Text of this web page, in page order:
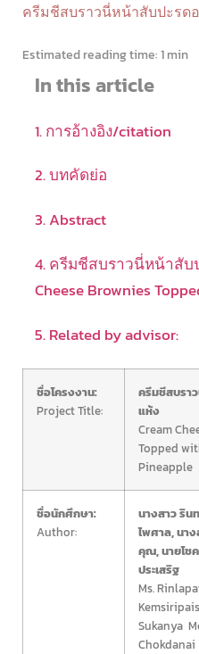
ครีมชีสบราวนี่หน้าสับปะรด
Estimated reading time:1 min
In this article
1. การอ้างอิง/citation
2. บทคัดย่อ
3. Abstract
4. ครีมชีสบราวนี่หน้าสับ
Cheese Brownies
5. Related by advisor:
ชื่อโครงงาน:
Project Title:
ครีมชีสบรา
แห้ง
Cream
Topped
Pineapple
ชื่อนักศึกษา:
Author:
นางสาว ริน
ไพศาล, น
คุณ, นายโช
ประเสริฐ
Ms.
Sukanya